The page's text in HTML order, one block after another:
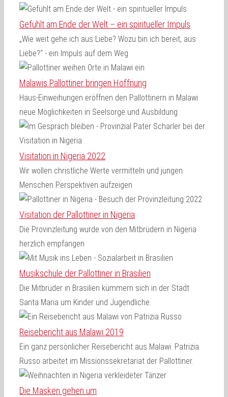
Gefühlt am Ende der Welt – ein spiritueller Impuls
„Wie weit gehe ich aus Liebe? Wozu bin ich bereit, aus
Liebe?“ - ein Impuls auf dem Weg
Malawis Pallottiner bringen Hoffnung
Haus-Einweihungen eröffnen den Pallottinern in Malawi
neue Möglichkeiten in Seelsorge und Ausbildung
Visitation in Nigeria 2022
Wir wollen christliche Werte vermitteln und jungen
Menschen Perspektiven aufzeigen
Visitation der Pallottiner in Nigeria
Die Provinzleitung wurde von den Mitbrüdern in Nigeria
herzlich empfangen
Musikschule der Pallottiner in Brasilien
Die Mitbrüder in Brasilien kümmern sich in der Stadt
Santa Maria um Kinder und Jugendliche.
Reisebericht aus Malawi 2019
Ein ganz persönlicher Reisebericht aus Malawi. Patrizia
Russo arbeitet im Missionssekretariat der Pallottiner.
Die Masken gehen um